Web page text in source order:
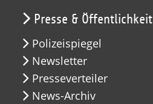
Presse & Öffentlichkeit
Polizeispiegel
Newsletter
Presseverteiler
News-Archiv